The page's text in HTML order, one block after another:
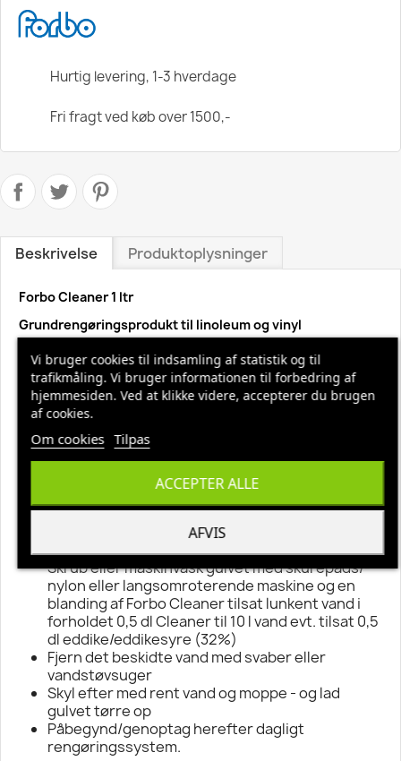
Hurtig levering, 1-3 hverdage
Fri fragt ved køb over 1500,-
Beskrivelse Produktoplysninger
Forbo Cleaner 1 ltr
Grundrengøringsprodukt til linoleum og vinyl
Forbo Cleaner er et pH-neutralt rengøringsmiddel, der ikke
efterlader noget restprodukt, og som kan bruges til at
behandle de mest almindelige former for pletter og
tilsmudsning.
Lokal rengøring:
Fjern pletter med Forbo Cleaner og klud eller
Større område:
Anvend Forbo Cleaner og moppe
Til grundrengøring:
Skrub eller maskinvask gulvet med skurepads/-
nylon eller langsomroterende maskine og en
blanding af Forbo Cleaner tilsat lunkent vand i
forholdet 0,5 dl Cleaner til 10 l vand evt. tilsat 0,5
dl eddike/eddikesyre (32%)
Fjern det beskidte vand med svaber eller
vandstøvsuger
Skyl efter med rent vand og moppe - og lad
gulvet tørre op
Påbegynd/genoptag herefter dagligt
rengøringssystem.
Vi bruger cookies til indsamling af statistik og til
trafikmåling. Vi bruger informationen til forbedring af
hjemmesiden. Ved at klikke videre, accepterer du brugen
af cookies.
Om cookies Tilpas
AFVIS
ACCEPTER ALLE